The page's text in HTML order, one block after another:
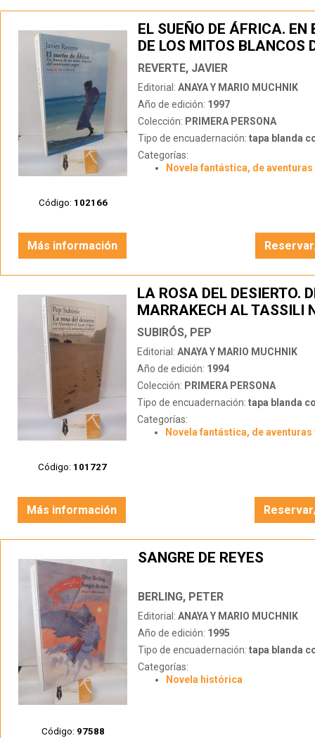
Código: 102166
EL SUEÑO DE ÁFRICA. EN
DE LOS MITOS BLANCOS
CONTINENTE NEGRO
REVERTE, JAVIER
Editorial: ANAYA Y MARIO MUCHNIK
Año de edición: 1997
Colección: PRIMERA PERSONA
Tipo de encuadernación: tapa blanda
Categorías:
Novela fantástica, de aventuras
Más información
Código: 101727
LA ROSA DEL DESIERTO.
MARRAKECH AL TASSILI
SUBIRÓS, PEP
Editorial: ANAYA Y MARIO MUCHNIK
Año de edición: 1994
Colección: PRIMERA PERSONA
Tipo de encuadernación: tapa blanda
Categorías:
Novela fantástica, de aventuras
Más información
Código: 97588
SANGRE DE REYES
BERLING, PETER
Editorial: ANAYA Y MARIO MUCHNIK
Año de edición: 1995
Tipo de encuadernación: tapa blanda
Categorías:
Novela histórica